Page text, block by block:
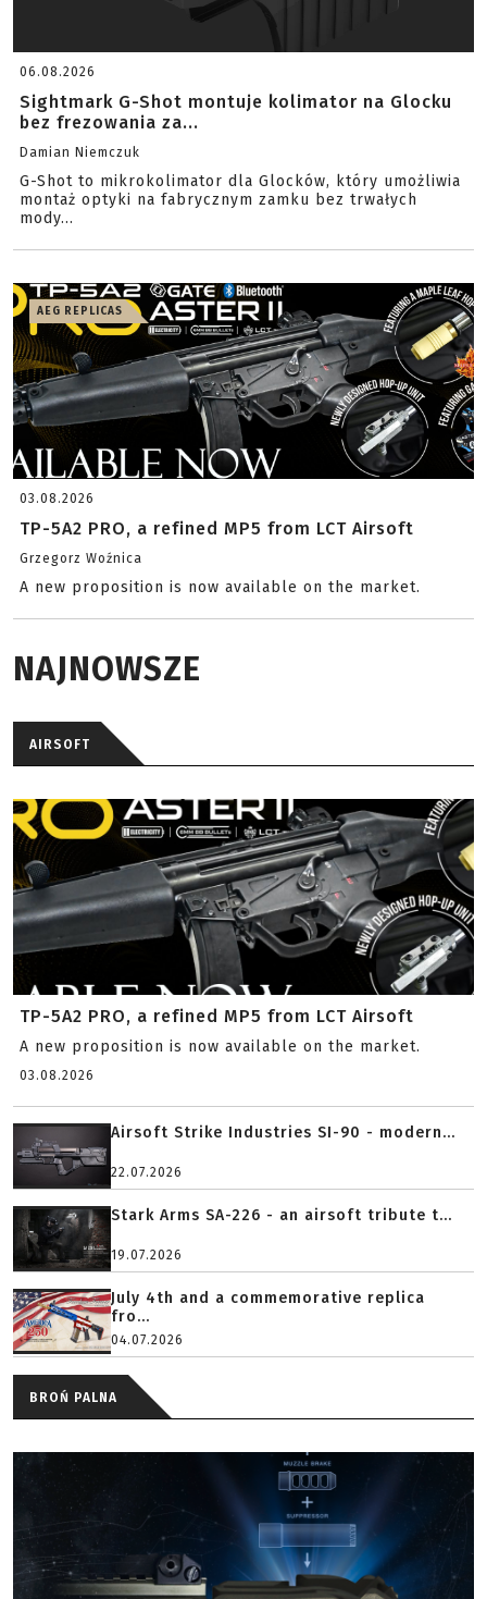
06.08.2026
Sightmark G-Shot montuje kolimator na Glocku
bez frezowania za...
Damian Niemczuk
G-Shot to mikrokolimator dla Glocków, który umożliwia
montaż optyki na fabrycznym zamku bez trwałych
mody...
AEG REPLICAS
03.08.2026
TP-5A2 PRO, a refined MP5 from LCT Airsoft
Grzegorz Woźnica
A new proposition is now available on the market.
NAJNOWSZE
AIRSOFT
TP-5A2 PRO, a refined MP5 from LCT Airsoft
A new proposition is now available on the market.
03.08.2026
Airsoft Strike Industries SI-90 - modern...
22.07.2026
Stark Arms SA-226 - an airsoft tribute t...
19.07.2026
July 4th and a commemorative replica
fro...
04.07.2026
BROŃ PALNA